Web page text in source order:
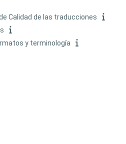
Calidad de las traducciones
y terminología